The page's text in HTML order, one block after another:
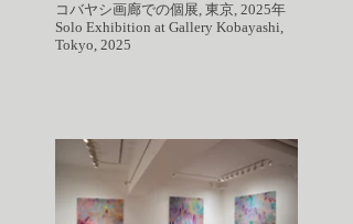
コバヤシ画廊での個展, 東京, 2025年
Solo Exhibition at Gallery Kobayashi,
Tokyo, 2025